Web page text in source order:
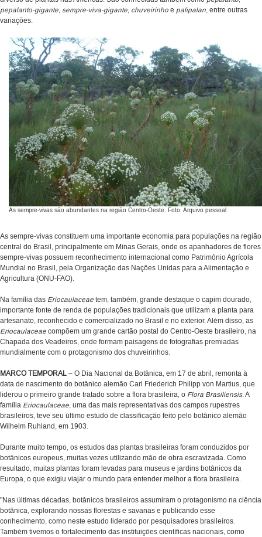
pepalanto-gigante, sempre-viva-gigante, chuveirinho e palipalan, entre outras
variações.
As sempre-vivas são abundantes na região Centro-Oeste. Foto: Arquivo pessoal
As sempre-vivas constituem uma importante economia para populações na região
central do Brasil, principalmente em Minas Gerais, onde os apanhadores de flores
sempre-vivas possuem reconhecimento internacional como Patrimônio Agrícola
Mundial no Brasil, pela Organização das Nações Unidas para a Alimentação e
Agricultura (ONU-FAO).
Na família das Eriocaulaceae tem, também, grande destaque o capim dourado,
importante fonte de renda de populações tradicionais que utilizam a planta para
artesanato, reconhecido e comercializado no Brasil e no exterior. Além disso, as
Eriocaulaceae compõem um grande cartão postal do Centro-Oeste brasileiro, na
Chapada dos Veadeiros, onde formam paisagens de fotografias premiadas
mundialmente com o protagonismo dos chuveirinhos.
MARCO TEMPORAL – O Dia Nacional da Botânica, em 17 de abril, remonta à
data de nascimento do botânico alemão Carl Friederich Philipp von Martius, que
liderou o primeiro grande tratado sobre a flora brasileira, o Flora Brasiliensis. A
família Eriocaulaceae, uma das mais representativas dos campos rupestres
brasileiros, teve seu último estudo de classificação feito pelo botânico alemão
Wilhelm Ruhland, em 1903.
Durante muito tempo, os estudos das plantas brasileiras foram conduzidos por
botânicos europeus, muitas vezes utilizando mão de obra escravizada. Como
resultado, muitas plantas foram levadas para museus e jardins botânicos da
Europa, o que exigiu viajar o mundo para entender melhor a flora brasileira.
"Nas últimas décadas, botânicos brasileiros assumiram o protagonismo na ciência
botânica, explorando nossas florestas e savanas e publicando esse
conhecimento, como neste estudo liderado por pesquisadores brasileiros.
Também tivemos o fortalecimento das instituições científicas nacionais, como